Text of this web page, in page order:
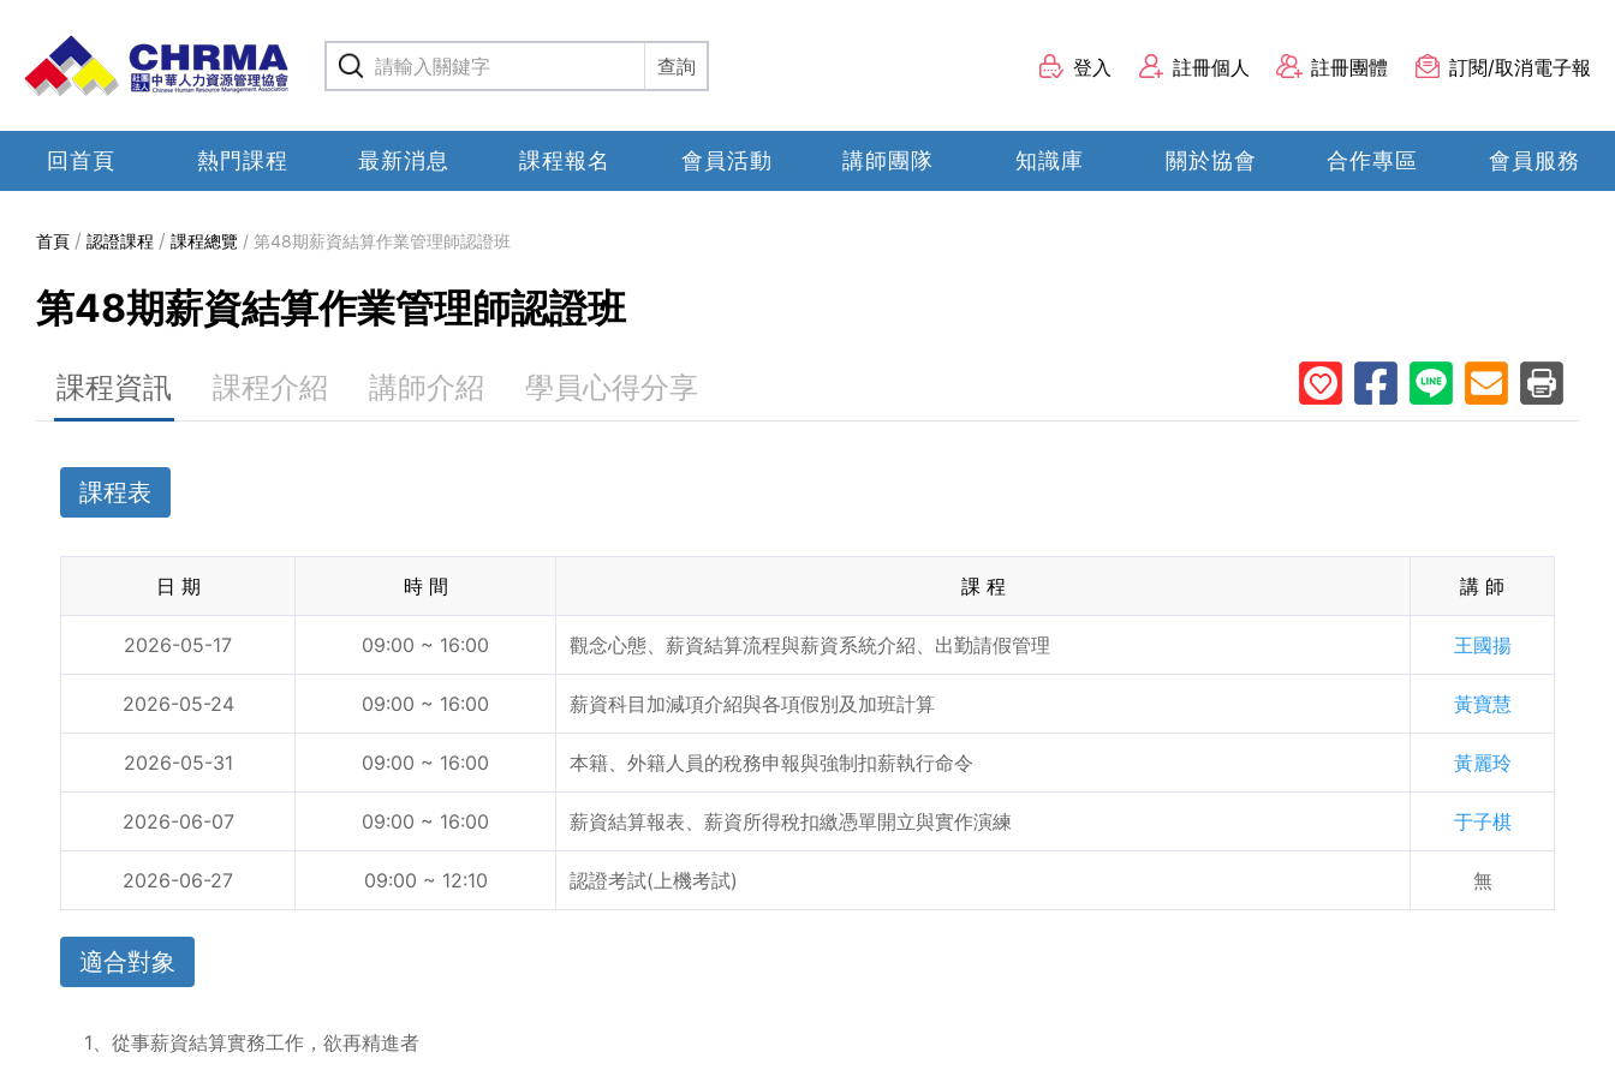
查詢 登入 註冊個人 註冊團體 訂閱/取消電子報
回首頁 熱門課程 最新消息 課程報名 會員活動 講師團隊 知識庫 關於協會 合作專區 會員服務
首頁 認證課程 課程總覽 第48期薪資結算作業管理師認證班
第48期薪資結算作業管理師認證班
課程資訊 課程介紹 講師介紹 學員心得分享
課程表
日 期 時 間 課 程 講 師
2026-05-17 09:00 ~ 16:00 觀念心態、薪資結算流程與薪資系統介紹、出勤請假管理 王國揚
2026-05-24 09:00 ~ 16:00 薪資科目加減項介紹與各項假別及加班計算 黃寶慧
2026-05-31 09:00 ~ 16:00 本籍、外籍人員的稅務申報與強制扣薪執行命令 黃麗玲
2026-06-07 09:00 ~ 16:00 薪資結算報表、薪資所得稅扣繳憑單開立與實作演練 于子棋
2026-06-27 09:00 ~ 12:10 認證考試(上機考試) 無
適合對象
1、從事薪資結算實務工作，欲再精進者